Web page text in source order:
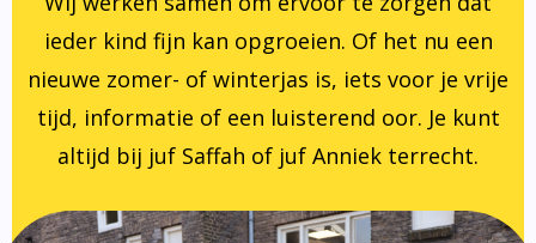
ieder kind fijn kan opgroeien. Of het nu een
nieuwe zomer- of winterjas is, iets voor je vrije
tijd, informatie of een luisterend oor. Je kunt
altijd bij juf Saffah of juf Anniek terrecht.